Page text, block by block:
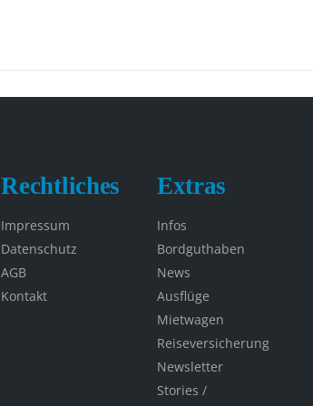
Rechtliches
Impressum
Datenschutz
AGB
Kontakt
Extras
Infos
Bordguthaben
News
Ausflüge
Mietwagen
Reiseversicherung
Newsletter
Stories /